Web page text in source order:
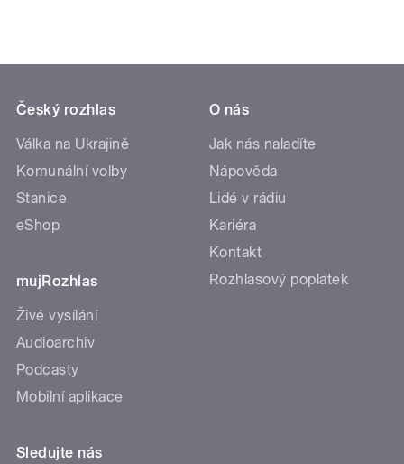
Český rozhlas
Válka na Ukrajině
Komunální volby
Stanice
eShop
mujRozhlas
Živé vysílání
Audioarchiv
Podcasty
Mobilní aplikace
O nás
Jak nás naladíte
Nápověda
Lidé v rádiu
Kariéra
Kontakt
Rozhlasový poplatek
Sledujte nás